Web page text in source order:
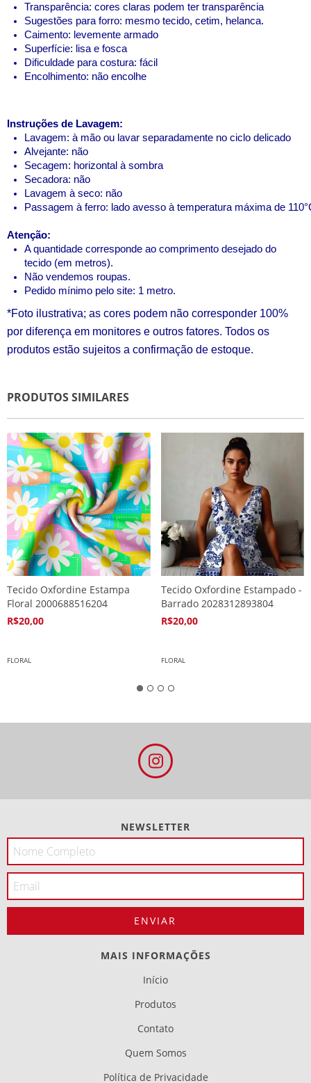
Transparência: cores claras podem ter transparência
Sugestões para forro: mesmo tecido, cetim, helanca.
Caimento: levemente armado
Superfície: lisa e fosca
Dificuldade para costura: fácil
Encolhimento: não encolhe
Instruções de Lavagem:
Lavagem: à mão ou lavar separadamente no ciclo delicado
Alvejante: não
Secagem: horizontal à sombra
Secadora: não
Lavagem à seco: não
Passagem à ferro: lado avesso à temperatura máxima de
Atenção:
A quantidade corresponde ao comprimento desejado do
tecido (em metros).
Não vendemos roupas.
Pedido mínimo pelo site: 1 metro.
*Foto ilustrativa; as cores podem não corresponder 100%
por diferença em monitores e outros fatores. Todos os
produtos estão sujeitos a confirmação de estoque.
PRODUTOS SIMILARES
Tecido Oxfordine Estampa
Floral 2000688516204
R$20,00
FLORAL
Tecido Oxfordine Estampado -
Barrado 2028312893804
R$20,00
FLORAL
NEWSLETTER
MAIS INFORMAÇÕES
Início
Produtos
Contato
Quem Somos
Política de Privacidade